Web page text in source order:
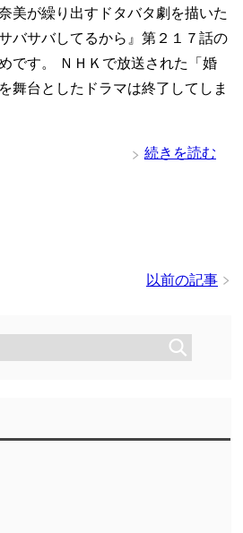
美が繰り出すドタバタ劇を描いた
バサバしてるから』第２１７話の
です。 ＮＨＫで放送された「婚
舞台としたドラマは終了してしま
続きを読む
以前の記事